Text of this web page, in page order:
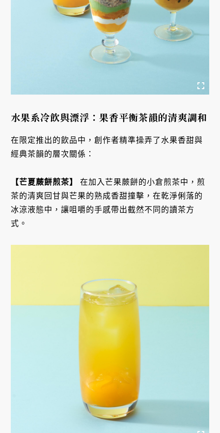
水果系冷飲與漂浮：果香平衡茶韻的清爽調和
在限定推出的飲品中，創作者精準操弄了水果香甜與
經典茶韻的層次關係：
【芒夏蕨餅煎茶】
在加入芒果蕨餅的小倉煎茶中，煎
茶的清爽回甘與芒果的熟成香甜撞擊，在乾淨俐落的
冰涼液態中，讓咀嚼的手感帶出截然不同的讀茶方
式。